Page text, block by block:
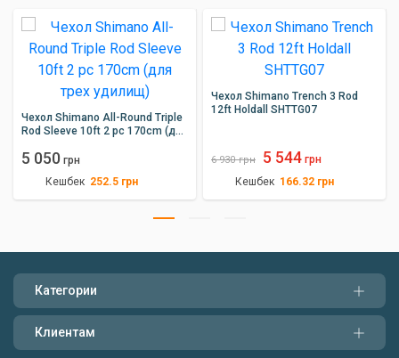
Чехол Shimano All-Round Triple
Rod Sleeve 10ft 2 pc 170cm (для
5 050 грн
Кешбек 252.5 грн
Чехол Shimano Trench 3 Rod
12ft Holdall SHTTG07
6 930 грн 5 544 грн
Кешбек 166.32 грн
Категории
Клиентам